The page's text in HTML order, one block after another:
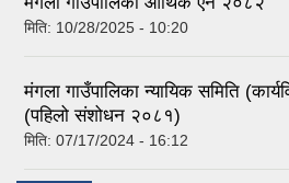
मिति: 10/28/2025 - 10:20
मंगला गाउँपालिका न्यायिक समिति
(पहिलो संशोधन २०८१)
मिति: 07/17/2024 - 16:12